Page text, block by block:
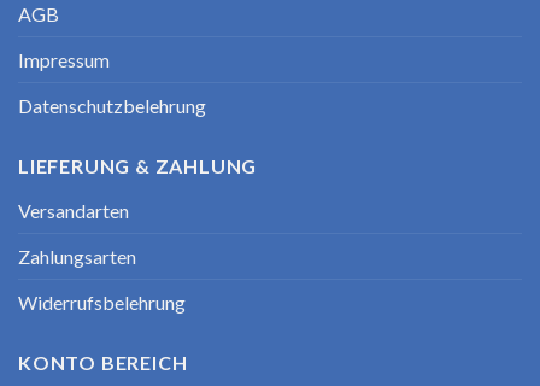
AGB
Impressum
Datenschutzbelehrung
LIEFERUNG & ZAHLUNG
Versandarten
Zahlungsarten
Widerrufsbelehrung
KONTO BEREICH